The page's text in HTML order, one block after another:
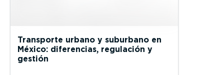
Transporte urbano y suburbano en
México: diferencias, regulación y
gestión